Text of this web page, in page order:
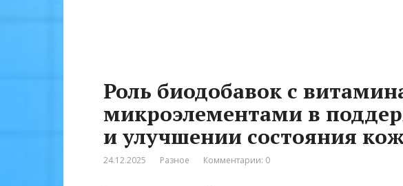
Роль биодобавок с
микроэлементами в
и улучшении состояния
24.12.2025 Разное Комментарии: 0